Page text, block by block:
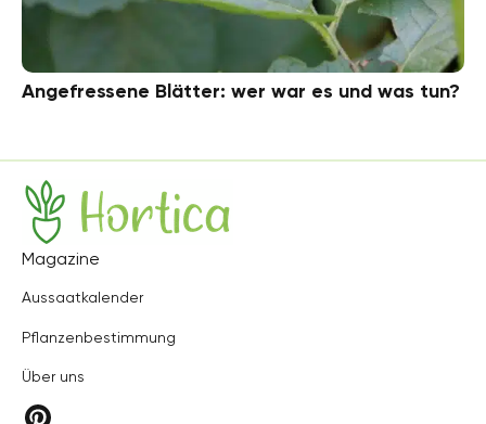
Angefressene Blätter: wer war es und was tun?
Hortica
Magazine
Aussaatkalender
Pflanzenbestimmung
Über uns